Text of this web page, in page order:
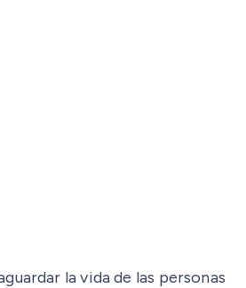
la vida de las personas